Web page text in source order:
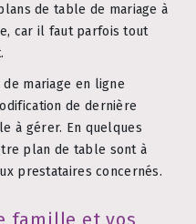
de table de mariage à
car il faut parfois tout
mariage en ligne
de dernière
à gérer. En quelques
plan de table sont à
prestataires concernés.